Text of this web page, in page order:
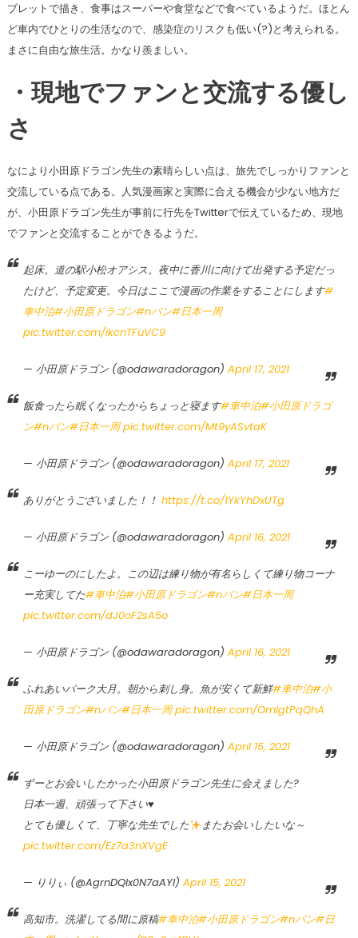
ブレットで描き、食事はスーパーや食堂などで食べているようだ。ほとん
ど車内でひとりの生活なので、感染症のリスクも低い(?)と考えられる。
まさに自由な旅生活。かなり羨ましい。
・現地でファンと交流する優し
さ
なにより小田原ドラゴン先生の素晴らしい点は、旅先でしっかりファンと
交流している点である。人気漫画家と実際に合える機会が少ない地方だ
が、小田原ドラゴン先生が事前に行先をTwitterで伝えているため、現地
でファンと交流することができるようだ。
起床。道の駅小松オアシス。夜中に香川に向けて出発する予定だっ
たけど、予定変更。今日はここで漫画の作業をすることにします#
車中泊#小田原ドラゴン#nバン#日本一周
pic.twitter.com/ikcnTFuVC9
— 小田原ドラゴン (@odawaradoragon) April 17, 2021
飯食ったら眠くなったからちょっと寝ます#車中泊#小田原ドラゴ
ン#nバン#日本一周 pic.twitter.com/Mt9yASvtaK
— 小田原ドラゴン (@odawaradoragon) April 17, 2021
ありがとうございました！！ https://t.co/1YkYhDxUTg
— 小田原ドラゴン (@odawaradoragon) April 16, 2021
こーゆーのにしたよ。この辺は練り物が有名らしくて練り物コーナ
ー充実してた#車中泊#小田原ドラゴン#nバン#日本一周
pic.twitter.com/dJ0oF2sA5o
— 小田原ドラゴン (@odawaradoragon) April 16, 2021
ふれあいパーク大月。朝から刺し身。魚が安くて新鮮#車中泊#小
田原ドラゴン#nバン#日本一周 pic.twitter.com/OmIgtPqQhA
— 小田原ドラゴン (@odawaradoragon) April 15, 2021
ずーとお会いしたかった小田原ドラゴン先生に会えました?
日本一週、頑張って下さい♥️
とても優しくて、丁寧な先生でした
またお会いしたいな～
pic.twitter.com/Ez7a3nXVgE
— りりぃ (@AgrnDQIx0N7aAYl) April 15, 2021
高知市。洗濯してる間に原稿#車中泊#小田原ドラゴン#nバン#日